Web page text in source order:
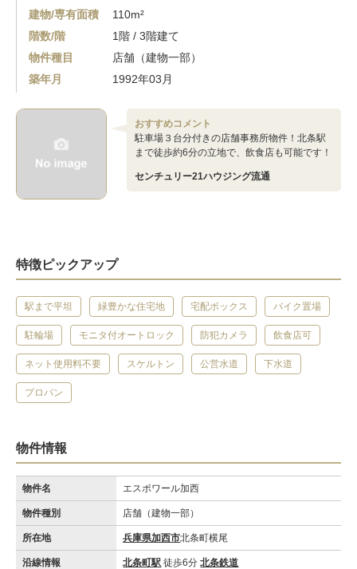
建物/専有面積
110m²
階数/階
1階 / 3階建て
物件種目
店舗（建物一部）
築年月
1992年03月
おすすめコメント
駐車場３台分付きの店舗事務所物件！北条駅
まで徒歩約6分の立地で、飲食店も可能です！
センチュリー21ハウジング流通
特徴ピックアップ
駅まで平坦 緑豊かな住宅地 宅配ボックス バイク置場
駐輪場 モニタ付オートロック 防犯カメラ 飲食店可
ネット使用料不要 スケルトン 公営水道 下水道
プロパン
物件情報
物件名 エスポワール加西
物件種別 店舗（建物一部）
所在地 兵庫県加西市北条町横尾
沿線情報 北条町駅 徒歩6分北条鉄道